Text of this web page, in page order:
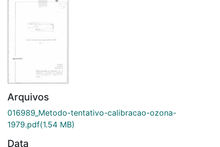
Arquivos
016989_Metodo-tentativo-calibracao-ozona-
1979.pdf(1.54 MB)
Data